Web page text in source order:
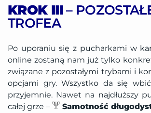
KROK III–
TROFEA
Po uporaniu się z pucharkami w
online zostaną nam już tylko
związane z pozostałymi trybami i
opcjami gry. Wszystko da się
przyjemnie. Nawet na najdłuższy
całej grze –
Samotność